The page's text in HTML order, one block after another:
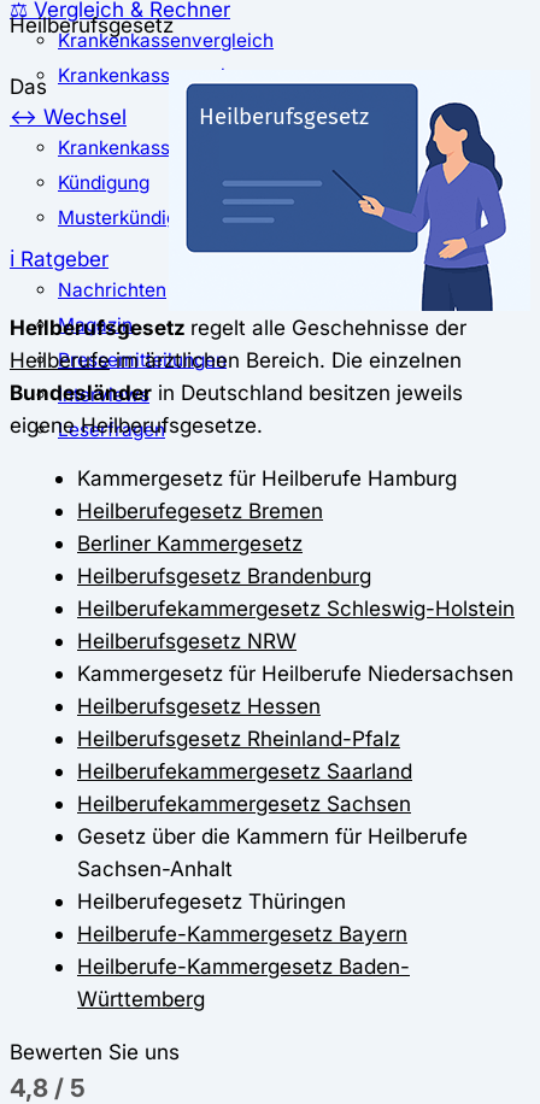
⚖️ Vergleich & Rechner
Krankenkassenvergleich
Krankenkassenrechner
↔ Wechsel
Krankenkassenwechsel
Kündigung
Musterkündigung
ℹ Ratgeber
Nachrichten
Magazin
Pressemitteilungen
Interviews
Leserfragen
Heilberufsgesetz
Das
Heilberufsgesetz regelt alle Geschehnisse der
Heilberufeim ärztlichen Bereich. Die einzelnen
Bundesländer in Deutschland besitzen jeweils
eigene Heilberufsgesetze.
Kammergesetz für Heilberufe Hamburg
Heilberufegesetz Bremen
Berliner Kammergesetz
Heilberufsgesetz Brandenburg
Heilberufekammergesetz Schleswig-Holstein
Heilberufsgesetz NRW
Kammergesetz für Heilberufe Niedersachsen
Heilberufsgesetz Hessen
Heilberufsgesetz Rheinland-Pfalz
Heilberufekammergesetz Saarland
Heilberufekammergesetz Sachsen
Gesetz über die Kammern für Heilberufe
Sachsen-Anhalt
Heilberufegesetz Thüringen
Heilberufe-Kammergesetz Bayern
Heilberufe-Kammergesetz Baden-
Württemberg
Bewerten Sie uns
4,8 / 5